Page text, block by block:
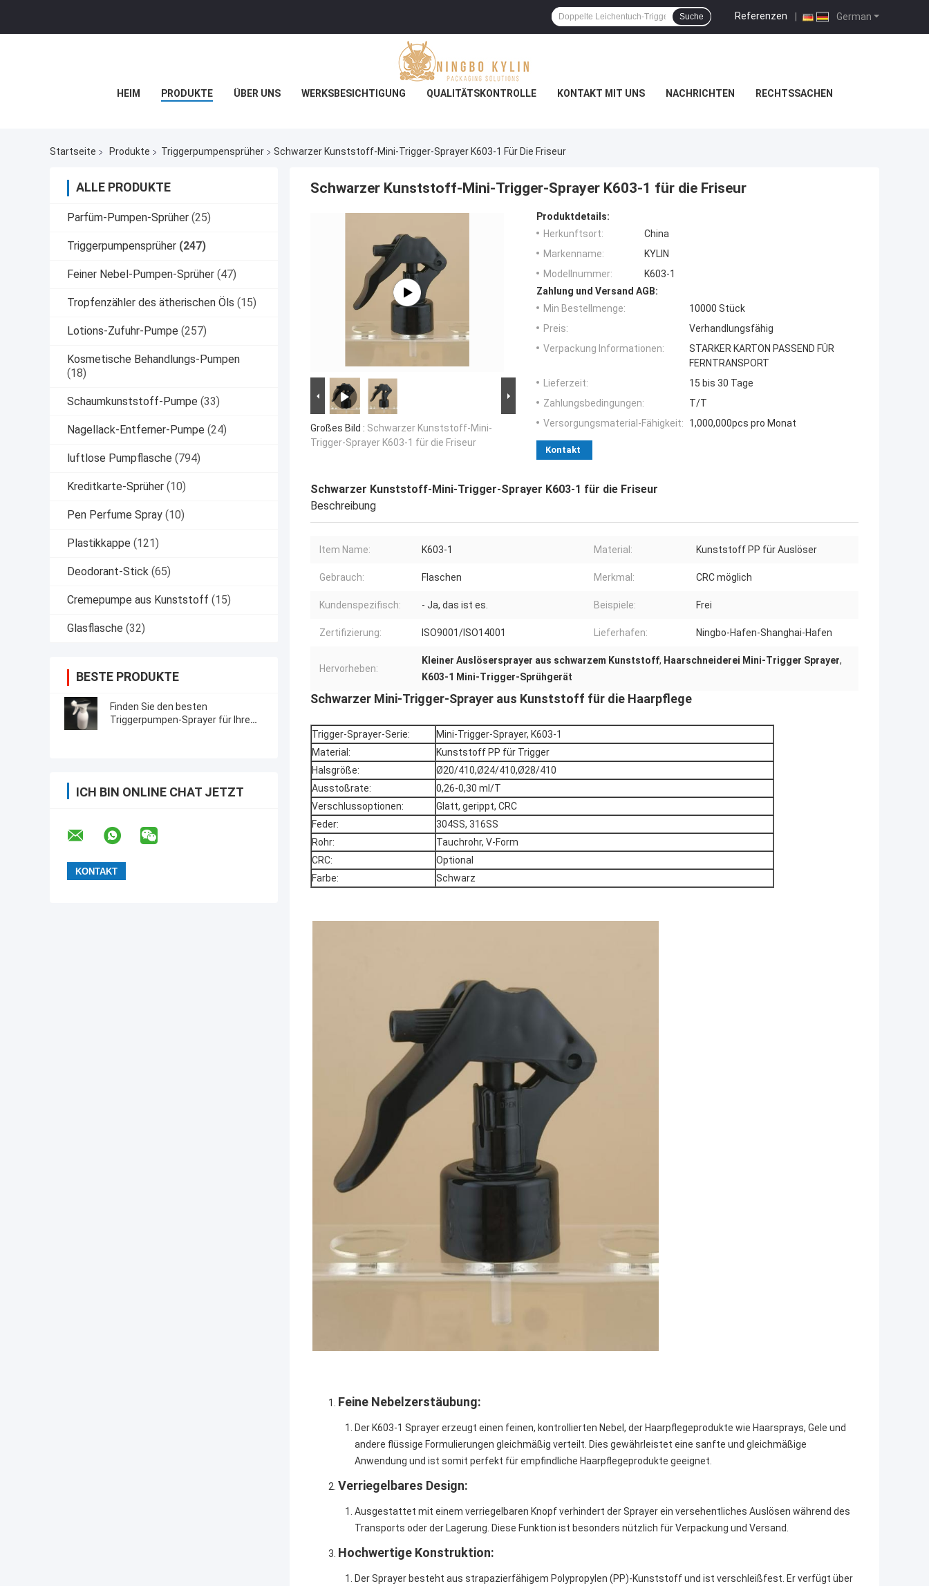
German
Referenzen |
Suche
HEIM PRODUKTE ÜBER UNS WERKSBESICHTIGUNG QUALITÄTSKONTROLLE KONTAKT MIT UNS NACHRICHTEN RECHTSSACHEN
Startseite Produkte Triggerpumpensprüher Schwarzer Kunststoff-Mini-Trigger-Sprayer K603-1 Für Die Friseur
ALLE PRODUKTE
Parfüm-Pumpen-Sprüher (25)
Triggerpumpensprüher (247)
Feiner Nebel-Pumpen-Sprüher (47)
Tropfenzähler des ätherischen Öls (15)
Lotions-Zufuhr-Pumpe (257)
Kosmetische Behandlungs-Pumpen
(18)
Schaumkunststoff-Pumpe (33)
Nagellack-Entferner-Pumpe (24)
luftlose Pumpflasche (794)
Kreditkarte-Sprüher (10)
Pen Perfume Spray (10)
Plastikkappe (121)
Deodorant-Stick (65)
Cremepumpe aus Kunststoff (15)
Glasflasche (32)
BESTE PRODUKTE
Finden Sie den besten
Triggerpumpen-Sprayer für Ihre
ICH BIN ONLINE CHAT JETZT
Schwarzer Kunststoff-Mini-Trigger-Sprayer K603-1 für die Friseur
Großes Bild : Schwarzer Kunststoff-Mini-
Trigger-Sprayer K603-1 für die Friseur
Produktdetails:
Herkunftsort:
China
Markenname:
KYLIN
Modellnummer:
K603-1
Zahlung und Versand AGB:
Min Bestellmenge:
10000 Stück
Preis:
Verhandlungsfähig
Verpackung Informationen:
STARKER KARTON PASSEND FÜR
FERNTRANSPORT
Lieferzeit:
15 bis 30 Tage
Zahlungsbedingungen:
T/T
Versorgungsmaterial-Fähigkeit:
1,000,000pcs pro Monat
Kontakt
Schwarzer Kunststoff-Mini-Trigger-Sprayer K603-1 für die Friseur
Beschreibung
Item Name: K603-1 Material: Kunststoff PP für Auslöser
Gebrauch: Flaschen Merkmal: CRC möglich
Kundenspezifisch: - Ja, das ist es. Beispiele: Frei
Zertifizierung: ISO9001/ISO14001 Lieferhafen: Ningbo-Hafen-Shanghai-Hafen
Hervorheben:
Kleiner Auslösersprayer aus schwarzem Kunststoff, Haarschneiderei Mini-Trigger Sprayer,
K603-1 Mini-Trigger-Sprühgerät
Schwarzer Mini-Trigger-Sprayer aus Kunststoff für die Haarpflege
Trigger-Sprayer-Serie:
Mini-Trigger-Sprayer, K603-1
Material:
Kunststoff PP für Trigger
Halsgröße:
Ø20/410,Ø24/410,Ø28/410
Ausstoßrate:
0,26-0,30 ml/T
Verschlussoptionen:
Glatt, gerippt, CRC
Feder:
304SS, 316SS
Rohr:
Tauchrohr, V-Form
CRC:
Optional
Farbe:
Schwarz
Feine Nebelzerstäubung:
Der K603-1 Sprayer erzeugt einen feinen, kontrollierten Nebel, der Haarpflegeprodukte wie Haarsprays, Gele und
andere flüssige Formulierungen gleichmäßig verteilt. Dies gewährleistet eine sanfte und gleichmäßige
Anwendung und ist somit perfekt für empfindliche Haarpflegeprodukte geeignet.
Verriegelbares Design:
Ausgestattet mit einem verriegelbaren Knopf verhindert der Sprayer ein versehentliches Auslösen während des
Transports oder der Lagerung. Diese Funktion ist besonders nützlich für Verpackung und Versand.
Hochwertige Konstruktion:
Der Sprayer besteht aus strapazierfähigem Polypropylen (PP)-Kunststoff und ist verschleißfest. Er verfügt über